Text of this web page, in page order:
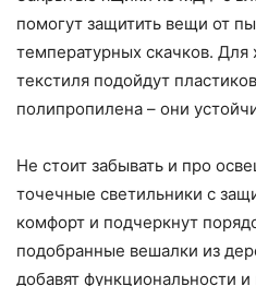
помогут защитить вещи от
температурных скачков. Для
текстиля подойдут
полипропилена – они
Не стоит забывать и про
точечные светильники с
комфорт и подчеркнут
подобранные вешалки из
добавят функциональности